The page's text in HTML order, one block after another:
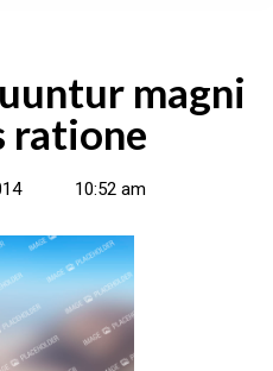
magni
ratione
10:52 am